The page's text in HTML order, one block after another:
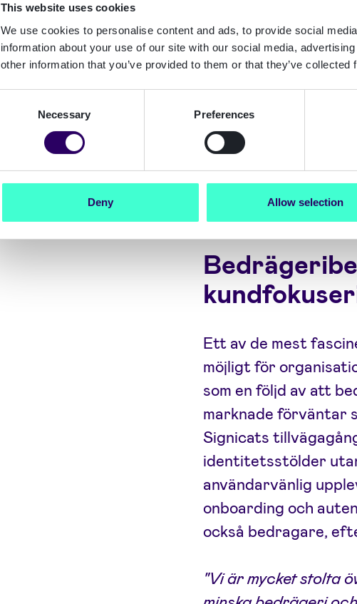
This website uses cookies
We use cookies to personalise content and ads, to provide social
information about your use of our site with our social media,
other information that you’ve provided to them or that they’ve
Necessary Preferences
Deny Allow selection
det faktum att
papperssidor
Återbetalning
Dessutom
inom HR,
automatiserad
sparade 40 000
Ett av de mest
möjligt för
som en följd av att
marknade förväntar
Signicats
identitetsstölder
användarvänlig
onboarding och
också bedragare,
"Vi är mycket stolta